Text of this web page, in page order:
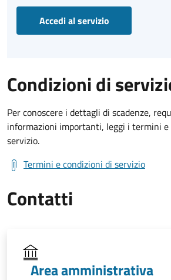
Accedi al servizio
Condizioni di
Per conoscere i dettagli di scadenze,
informazioni importanti, leggi i termini e
servizio.
Termini e condizioni di servizio
Contatti
Area amministrativa